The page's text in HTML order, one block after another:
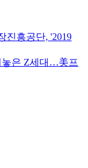
진흥공단, '2019
놓은 Z세대…美프